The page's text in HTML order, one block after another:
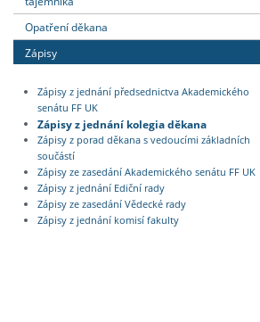
Opatření děkana
Zápisy
Zápisy z jednání předsednictva Akademického
senátu FF UK
Zápisy z jednání kolegia děkana
Zápisy z porad děkana s vedoucími základních
součástí
Zápisy ze zasedání Akademického senátu FF UK
Zápisy z jednání Ediční rady
Zápisy ze zasedání Vědecké rady
Zápisy z jednání komisí fakulty